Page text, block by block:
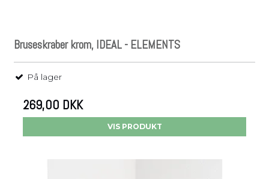
Bruseskraber krom, IDEAL - ELEMENTS
På lager
269,00 DKK
VIS PRODUKT